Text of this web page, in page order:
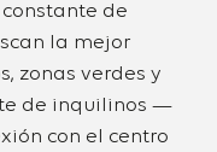
de
la mejor
zonas verdes y
de inquilinos —
con el centro